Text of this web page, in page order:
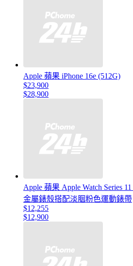
Apple 蘋果 iPhone 16e (512G)
$23,900
$28,900
Apple 蘋果 Apple Watch Series
金屬錶殼搭配淡胭粉色運動錶帶
$12,255
$12,900